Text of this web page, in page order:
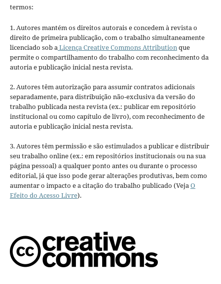
termos:
1. Autores mantém os direitos autorais e concedem à revista o
direito de primeira publicação, com o trabalho simultaneamente
licenciado sob aLicença Creative Commons Attributionque
permite o compartilhamento do trabalho com reconhecimento da
autoria e publicação inicial nesta revista.
2. Autores têm autorização para assumir contratos adicionais
separadamente, para distribuição não-exclusiva da versão do
trabalho publicada nesta revista (ex.: publicar em repositório
institucional ou como capítulo de livro), com reconhecimento de
autoria e publicação inicial nesta revista.
3. Autores têm permissão e são estimulados a publicar e distribuir
seu trabalho online (ex.: em repositórios institucionais ou na sua
página pessoal) a qualquer ponto antes ou durante o processo
editorial, já que isso pode gerar alterações produtivas, bem como
aumentar o impacto e a citação do trabalho publicado (VejaO
Efeito do Acesso Livre).